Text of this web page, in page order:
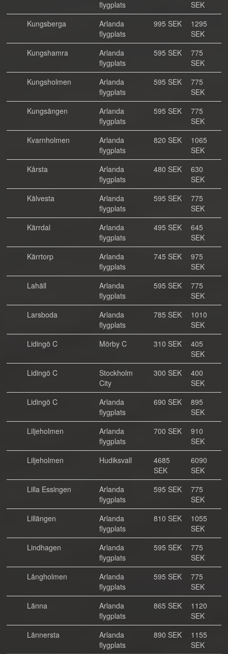
flygplats
SEK
Kungsberga
Arlanda
flygplats
995 SEK
1295
SEK
Kungshamra
Arlanda
flygplats
595 SEK
775
SEK
Kungsholmen
Arlanda
flygplats
595 SEK
775
SEK
Kungsängen
Arlanda
flygplats
595 SEK
775
SEK
Kvarnholmen
Arlanda
flygplats
820 SEK
1065
SEK
Kårsta
Arlanda
flygplats
480 SEK
630
SEK
Kälvesta
Arlanda
flygplats
595 SEK
775
SEK
Kärrdal
Arlanda
flygplats
495 SEK
645
SEK
Kärrtorp
Arlanda
flygplats
745 SEK
975
SEK
Lahäll
Arlanda
flygplats
595 SEK
775
SEK
Larsboda
Arlanda
flygplats
785 SEK
1010
SEK
Lidingö C
Mörby C 310 SEK
405
SEK
Lidingö C
Stockholm
City
300 SEK
400
SEK
Lidingö C
Arlanda
flygplats
690 SEK
895
SEK
Liljeholmen
Arlanda
flygplats
700 SEK
910
SEK
Liljeholmen
Hudiksvall
4685
SEK
6090
SEK
Lilla Essingen
Arlanda
flygplats
595 SEK
775
SEK
Lillängen
Arlanda
flygplats
810 SEK
1055
SEK
Lindhagen
Arlanda
flygplats
595 SEK
775
SEK
Långholmen
Arlanda
flygplats
595 SEK
775
SEK
Länna
Arlanda
flygplats
865 SEK
1120
SEK
Lännersta
Arlanda
flygplats
890 SEK
1155
SEK